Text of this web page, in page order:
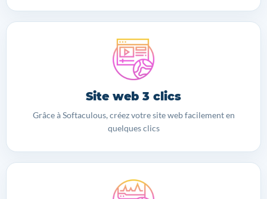
Site web 3 clics
Grâce à Softaculous, créez votre site web facilement en
quelques clics